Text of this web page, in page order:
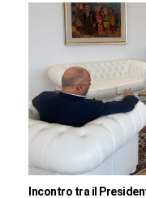
Incontro tra il